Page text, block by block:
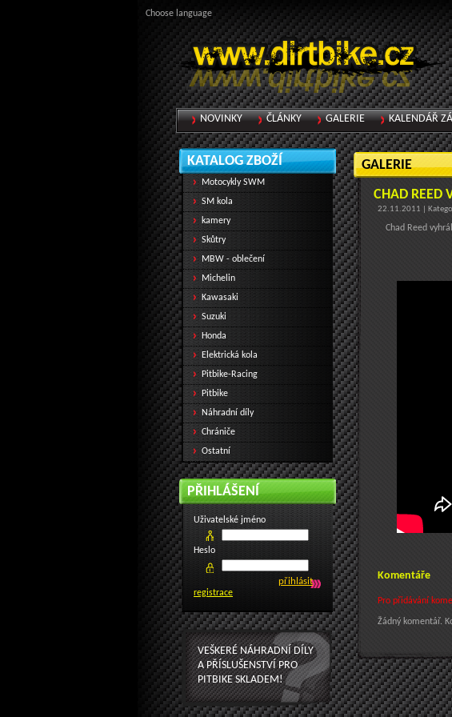
GALERIE
CHAD REED
22.11.2011 |
Chad Reed
Komentáře
Pro přidávání
Žádný komentář.
KATALOG ZBOŽÍ
Motocykly SWM
SM kola
kamery
Skůtry
MBW - oblečení
Michelin
Kawasaki
Suzuki
Honda
Elektrická kola
Pitbike-Racing
Pitbike
Náhradní díly
Chrániče
Ostatní
PŘIHLÁŠENÍ
Uživatelské jméno
Heslo
registrace
VEŠKERÉ NÁHRADNÍ DÍLY
A PŘÍSLUŠENSTVÍ PRO
PITBIKE SKLADEM!
NOVINKY ČLÁNKY GALERIE KALENDÁŘ
Choose language